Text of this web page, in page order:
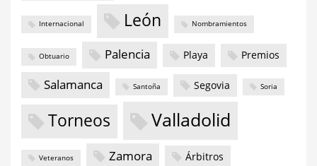
Internacional León Nombramientos
Obtuario Palencia Playa Premios
Salamanca Santoña Segovia Soria
Torneos Valladolid
Veteranos Zamora Árbitros